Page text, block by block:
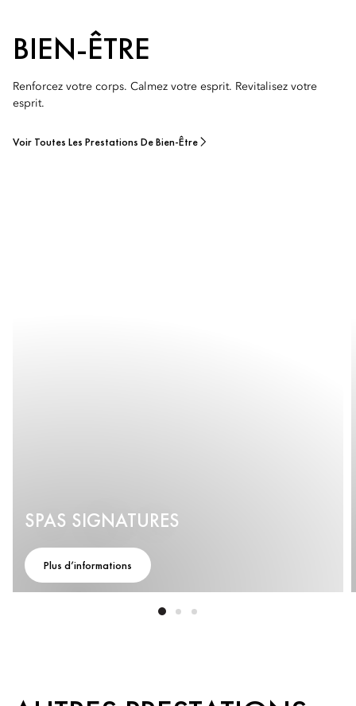
BIEN-ÊTRE
Renforcez votre corps. Calmez votre esprit. Revitalisez votre
esprit.
Voir Toutes Les Prestations De Bien-Être
SPAS SIGNATURES
Plus d’informations